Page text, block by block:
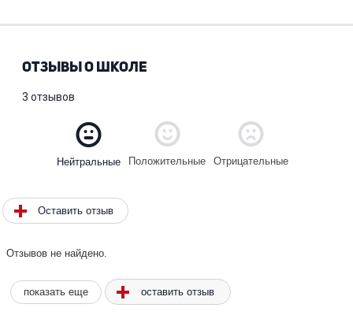
ОТЗЫВЫ О ШКОЛЕ
3 отзывов
Нейтральные Положительные Отрицательные
Оставить отзыв
Отзывов не найдено.
показать еще оставить отзыв